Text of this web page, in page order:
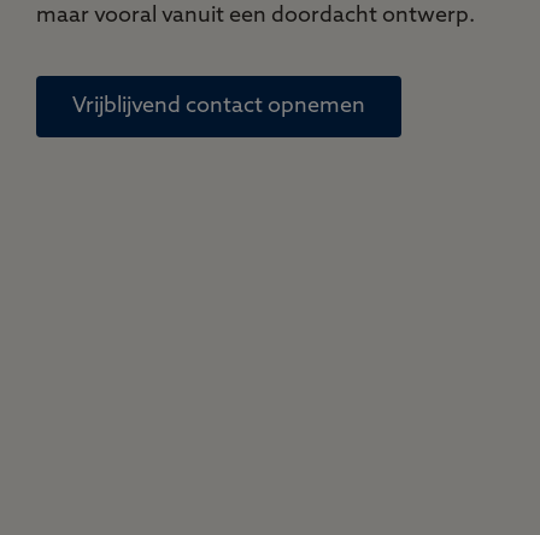
maar vooral vanuit een doordacht ontwerp.
Vrijblijvend contact opnemen